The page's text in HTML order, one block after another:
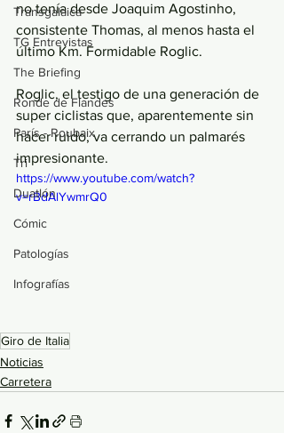
Transgalaica
TG Entrevistas
The Briefing
Ronde de Flandes
París - Roubaix
Tri
Duatlón
Cómic
Patologías
Infografías
no tenía desde Joaquim Agostinho,
consistente Thomas, al menos hasta el
último Km. Formidable Roglic.
Roglic, el testigo de una generación de
super ciclistas que, aparentemente sin
hacer ruido, va cerrando un palmarés
impresionante.
https://www.youtube.com/watch?
v=rBdAlYwmrQ0
Giro de Italia
Noticias
Carretera